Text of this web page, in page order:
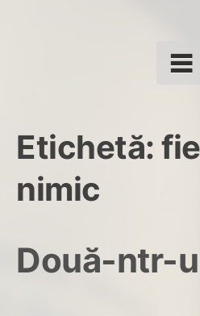
Etichetă:
nimic
Două-ntr-